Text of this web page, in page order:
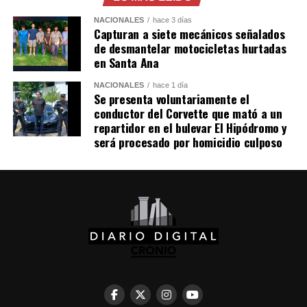
NACIONALES hace 3 días
Capturan a siete mecánicos señalados
de desmantelar motocicletas hurtadas
en Santa Ana
NACIONALES hace 1 día
Se presenta voluntariamente el
conductor del Corvette que mató a un
repartidor en el bulevar El Hipódromo y
será procesado por homicidio culposo